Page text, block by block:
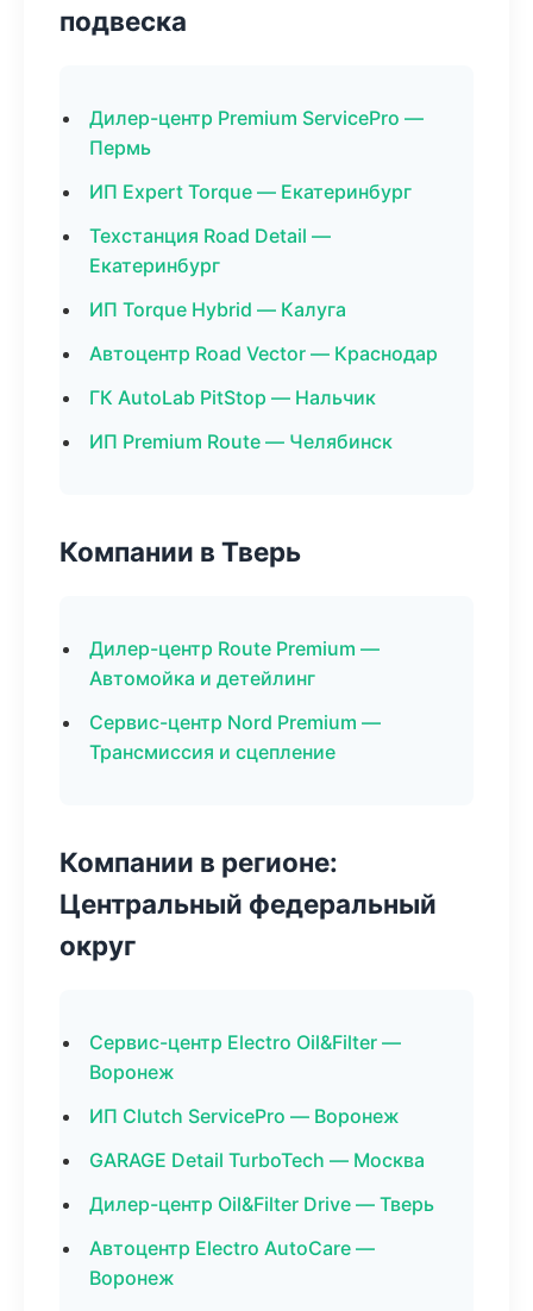
подвеска
Дилер-центр Premium ServicePro —
Пермь
ИП Expert Torque — Екатеринбург
Техстанция Road Detail —
Екатеринбург
ИП Torque Hybrid — Калуга
Автоцентр Road Vector — Краснодар
ГК AutoLab PitStop — Нальчик
ИП Premium Route — Челябинск
Компании в Тверь
Дилер-центр Route Premium —
Автомойка и детейлинг
Сервис-центр Nord Premium —
Трансмиссия и сцепление
Компании в регионе:
Центральный федеральный
округ
Сервис-центр Electro Oil&Filter —
Воронеж
ИП Clutch ServicePro — Воронеж
GARAGE Detail TurboTech — Москва
Дилер-центр Oil&Filter Drive — Тверь
Автоцентр Electro AutoCare —
Воронеж